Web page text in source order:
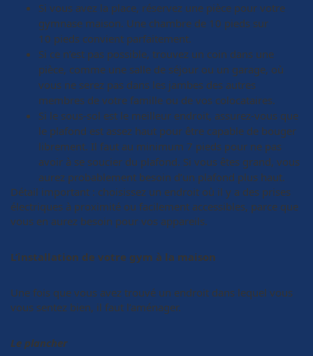
Si vous avez la place, réservez une pièce pour votre
gymnase maison. Une chambre de 10 pieds sur
10 pieds convient parfaitement.
Si ce n’est pas possible, trouvez un coin dans une
pièce, comme une salle de séjour ou un garage, où
vous ne serez pas dans les jambes des autres
membres de votre famille ou de vos colocataires.
Si le sous-sol est le meilleur endroit, assurez-vous que
le plafond est assez haut pour être capable de bouger
librement. Il faut au minimum 7 pieds pour ne pas
avoir à se soucier du plafond. Si vous êtes grand, vous
aurez probablement besoin d’un plafond plus haut.
Détail important : choisissez un endroit où il y a des prises
électriques à proximité ou facilement accessibles, parce que
vous en aurez besoin pour vos appareils.
L’installation de votre gym à la maison
Une fois que vous avez trouvé un endroit dans lequel vous
vous sentez bien, il faut l’aménager.
Le plancher